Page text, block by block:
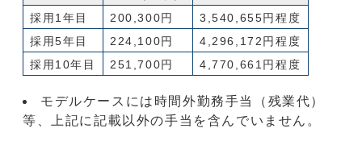
採用1年目
200,300円
3,540,655円程度
採用5年目
224,100円
4,296,172円程度
採用10年目
251,700円 4,770,661円程度
モデルケースには時間外勤務手当（残業代）
等、上記に記載以外の手当を含んでいません。